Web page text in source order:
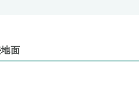
面